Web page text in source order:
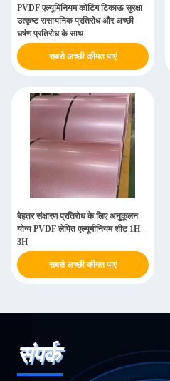
PVDF एल्यूमिनियम कोटिंग टिकाऊ सुरक्षा
उत्कृष्ट रासायनिक प्रतिरोध और अच्छी
घर्षण प्रतिरोध के साथ
सबसे अच्छी कीमत पाएं
बेहतर संक्षारण प्रतिरोध के लिए अनुकूलन
योग्य PVDF लेपित एल्यूमीनियम शीट 1H -
3H
सबसे अच्छी कीमत पाएं
संपर्क